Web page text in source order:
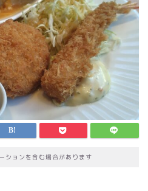
ションを含む場合があります